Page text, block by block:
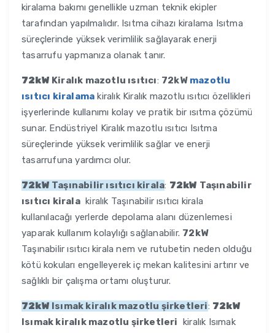
kiralama bakımı genellikle uzman teknik ekipler
tarafından yapılmalıdır. Isıtma cihazı kiralama Isıtma
süreçlerinde yüksek verimlilik sağlayarak enerji
tasarrufu yapmanıza olanak tanır.
72kW Kiralık mazotlu ısıtıcı: 72kW mazotlu
ısıtıcı kiralama kiralık Kiralık mazotlu ısıtıcı özellikleri
işyerlerinde kullanımı kolay ve pratik bir ısıtma çözümü
sunar. Endüstriyel Kiralık mazotlu ısıtıcı Isıtma
süreçlerinde yüksek verimlilik sağlar ve enerji
tasarrufuna yardımcı olur.
72kW Taşınabilir ısıtıcı kirala: 72kW Taşınabilir
ısıtıcı kiralakiralık Taşınabilir ısıtıcı kirala
kullanılacağı yerlerde depolama alanı düzenlemesi
yaparak kullanım kolaylığı sağlanabilir. 72kW
Taşınabilir ısıtıcı kirala nem ve rutubetin neden olduğu
kötü kokuları engelleyerek iç mekan kalitesini artırır ve
sağlıklı bir çalışma ortamı oluşturur.
72kW Isımak kiralık mazotlu şirketleri: 72kW
Isımak kiralık mazotlu şirketleri kiralık Isımak